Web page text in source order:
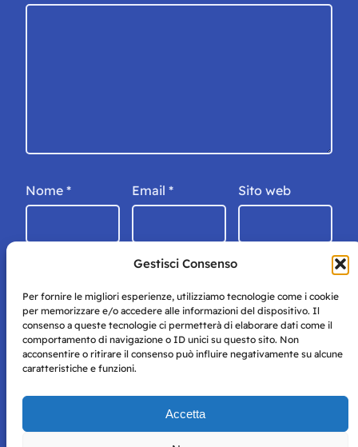
Gestisci Consenso
Per fornire le migliori esperienze, utilizziamo tecnologie come i cookie
per memorizzare e/o accedere alle informazioni del dispositivo. Il
consenso a queste tecnologie ci permetterà di elaborare dati come il
comportamento di navigazione o ID unici su questo sito. Non
acconsentire o ritirare il consenso può influire negativamente su alcune
caratteristiche e funzioni.
Accetta
Nome * Email * Sito web
Storie di Napoli è una testata registrata presso il tribunale di